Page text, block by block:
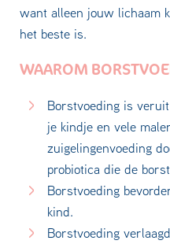
want alleen jouw lichaam
het beste is.
WAAROM
Borstvoeding is
je kindje en vele
zuigelingenvoeding
probiotica die de
Borstvoeding
kind.
Borstvoeding